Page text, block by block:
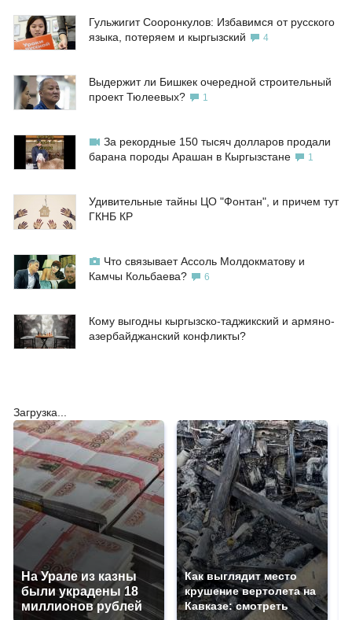
Гульжигит Сооронкулов: Избавимся от русского
языка, потеряем и кыргызский
4
Выдержит ли Бишкек очередной строительный
проект Тюлеевых?
1
За рекордные 150 тысяч долларов продали
барана породы Арашан в Кыргызстане
1
Удивительные тайны ЦО "Фонтан", и причем тут
ГКНБ КР
Что связывает Ассоль Молдокматову и
Камчы Кольбаева?
6
Кому выгодны кыргызско-таджикский и армяно-
азербайджанский конфликты?
Загрузка...
На Урале из казны
были украдены 18
миллионов рублей
Как выглядит место
крушение вертолета на
Кавказе: смотреть